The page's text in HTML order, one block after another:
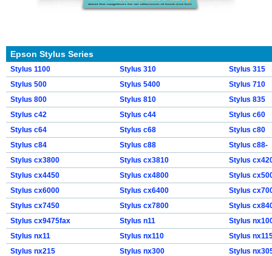
Epson Stylus Series
Stylus 1100 Stylus 310
Stylus 315
Stylus 500
Stylus 5400
Stylus 710
Stylus 800
Stylus 810
Stylus 835
Stylus c42
Stylus c44
Stylus c60
Stylus c64
Stylus c68
Stylus c80
Stylus c84
Stylus c88
Stylus c88-
Stylus cx3800
Stylus cx3810
Stylus
Stylus cx4450
Stylus cx4800
Stylus
Stylus cx6000
Stylus cx6400
Stylus
Stylus cx7450
Stylus cx7800
Stylus
Stylus cx9475fax
Stylus n11
Stylus
Stylus nx11
Stylus nx110
Stylus
Stylus nx215
Stylus nx300
Stylus